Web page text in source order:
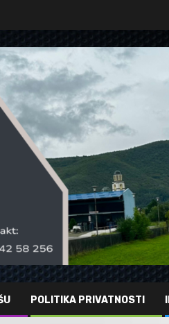
POLITIKA PRIVATNOSTI